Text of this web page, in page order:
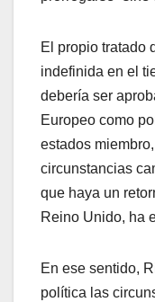
El propio
indefinida en el
debería ser
Europeo como
estados
circunstancias
que haya un
Reino Unido, ha
En ese sentido,
política las